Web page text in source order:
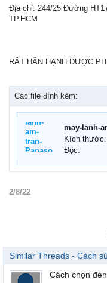
Địa chỉ: 244/25 Đường
TP.HCM
RẤT HÂN HẠNH ĐƯỢC
Các file đính kèm:
Kích thước:
Đọc:
2/8/22
Similar Threads - Cách
Cách chọn